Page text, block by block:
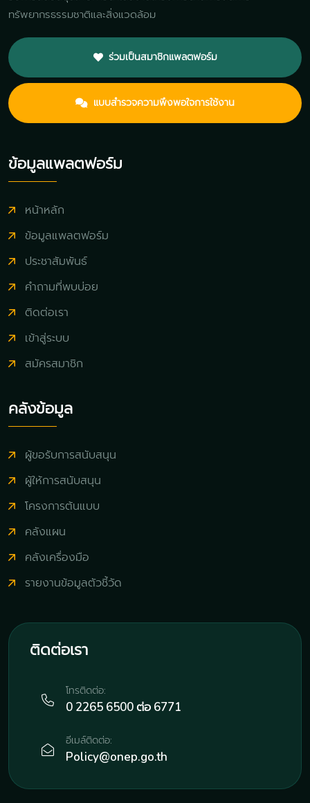
ทรัพยากรธรรมชาติและสิ่งแวดล้อม
ร่วมเป็นสมาชิกแพลตฟอร์ม
แบบสำรวจความพึงพอใจการใช้งาน
ข้อมูลแพลตฟอร์ม
หน้าหลัก
ข้อมูลแพลตฟอร์ม
ประชาสัมพันธ์
คำถามที่พบบ่อย
ติดต่อเรา
เข้าสู่ระบบ
สมัครสมาชิก
คลังข้อมูล
ผู้ขอรับการสนับสนุน
ผู้ให้การสนับสนุน
โครงการต้นแบบ
คลังแผน
คลังเครื่องมือ
รายงานข้อมูลตัวชี้วัด
ติดต่อเรา
โทรติดต่อ:
0 2265 6500 ต่อ 6771
อีเมล์ติดต่อ:
Policy@onep.go.th